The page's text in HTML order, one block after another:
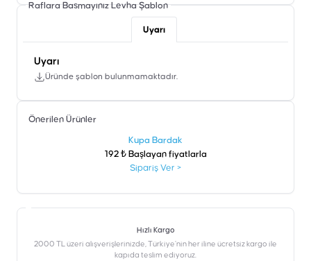
Raflara Basmayınız Levha Şablon
Uyarı
Uyarı
Üründe şablon bulunmamaktadır.
Önerilen Ürünler
Kupa Bardak
192 ₺ Başlayan fiyatlarla
Sipariş Ver >
Hızlı Kargo
2000 TL üzeri alışverişlerinizde, Türkiye’nin her iline ücretsiz kargo ile
kapıda teslim ediyoruz.